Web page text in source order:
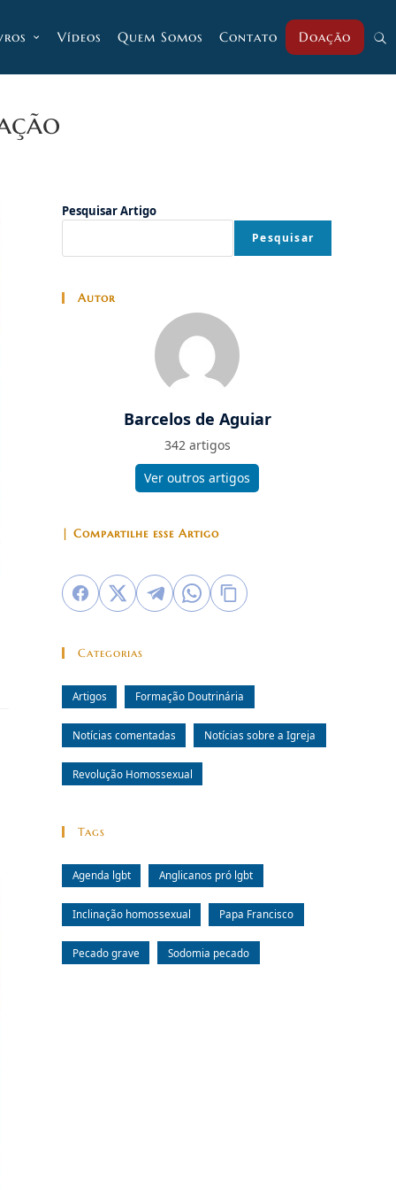
Vídeos Quem Somos Contato Doação
Pesquisar Artigo
Pesquisar
Autor
Barcelos de Aguiar
342 artigos
Ver outros artigos
| Compartilhe esse Artigo
Categorias
Artigos Formação Doutrinária
Notícias comentadas Notícias sobre a Igreja
Revolução Homossexual
Tags
Agenda lgbt Anglicanos pró lgbt
Inclinação homossexual Papa Francisco
Pecado grave Sodomia pecado